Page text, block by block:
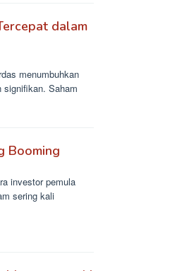
dalam
menumbuhkan
signifikan. Saham
Booming
investor pemula
sering kali